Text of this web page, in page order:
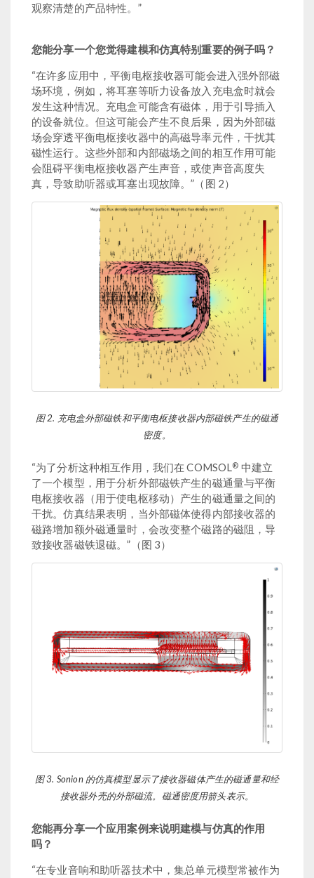
观察清楚的产品特性。”
您能分享一个您觉得建模和仿真特别重要的例子吗？
“在许多应用中，平衡电枢接收器可能会进入强外部磁
场环境，例如，将耳塞等听力设备放入充电盒时就会
发生这种情况。充电盒可能含有磁体，用于引导插入
的设备就位。但这可能会产生不良后果，因为外部磁
场会穿透平衡电枢接收器中的高磁导率元件，干扰其
磁性运行。这些外部和内部磁场之间的相互作用可能
会阻碍平衡电枢接收器产生声音，或使声音高度失
真，导致助听器或耳塞出现故障。”（图 2）
图 2. 充电盒外部磁铁和平衡电枢接收器内部磁铁产生的磁通
密度。
“为了分析这种相互作用，我们在 COMSOL® 中建立
了一个模型，用于分析外部磁铁产生的磁通量与平衡
电枢接收器（用于使电枢移动）产生的磁通量之间的
干扰。仿真结果表明，当外部磁体使得内部接收器的
磁路增加额外磁通量时，会改变整个磁路的磁阻，导
致接收器磁铁退磁。”（图 3）
图 3. Sonion 的仿真模型显示了接收器磁体产生的磁通量和经
接收器外壳的外部磁流。磁通密度用箭头表示。
您能再分享一个应用案例来说明建模与仿真的作用
吗？
“在专业音响和助听器技术中，集总单元模型常被作为